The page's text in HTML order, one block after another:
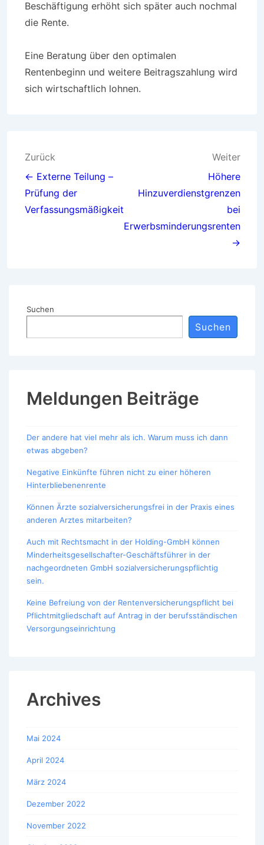
Beschäftigung erhöht sich später auch nochmal
die Rente.
Eine Beratung über den optimalen
Rentenbeginn und weitere Beitragszahlung wird
sich wirtschaftlich lohnen.
Beitragsnavigation
Zurück
← Externe Teilung –
Prüfung der
Verfassungsmäßigkeit
Weiter
Höhere
Hinzuverdienstgrenzen
bei
Erwerbsminderungsrenten
→
Suchen
Suchen
Meldungen Beiträge
Der andere hat viel mehr als ich. Warum muss ich dann
etwas abgeben?
Negative Einkünfte führen nicht zu einer höheren
Hinterbliebenenrente
Können Ärzte sozialversicherungsfrei in der Praxis eines
anderen Arztes mitarbeiten?
Auch mit Rechtsmacht in der Holding-GmbH können
Minderheitsgesellschafter-Geschäftsführer in der
nachgeordneten GmbH sozialversicherungspflichtig
sein.
Keine Befreiung von der Rentenversicherungspflicht bei
Pflichtmitgliedschaft auf Antrag in der berufsständischen
Versorgungseinrichtung
Archives
Mai 2024
April 2024
März 2024
Dezember 2022
November 2022